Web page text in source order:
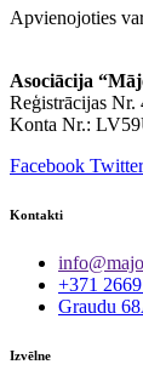
Apvienojoties
Asociācija
Reģistrācijas Nr.
Konta Nr.:
Facebook Twitter
Kontakti
+371
Graudu
Izvēlne